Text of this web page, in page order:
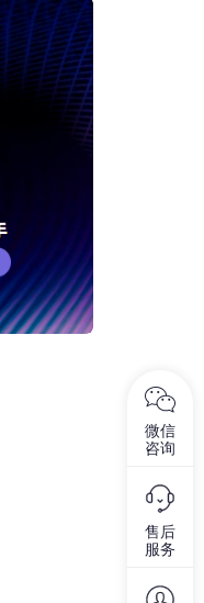
微信
咨询
售后
服务